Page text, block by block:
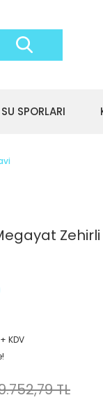
SU SPORLARI
Zehirli
KDV
TL